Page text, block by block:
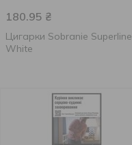
180.95 ₴
Цигарки Sobranie Superline
White